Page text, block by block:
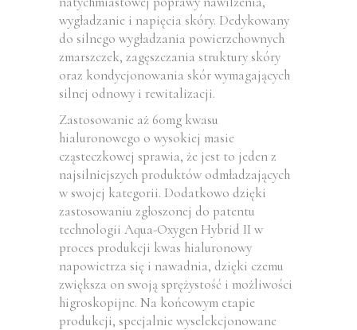
wygładzanie i napięcia skóry. Dedykowany
do silnego wygładzania powierzchownych
zmarszczek, zagęszczania struktury skóry
oraz kondycjonowania skór wymagających
silnej odnowy i rewitalizacji.
Zastosowanie aż 60mg kwasu
hialuronowego o wysokiej masie
cząsteczkowej sprawia, że jest to jeden z
najsilniejszych produktów odmładzających
w swojej kategorii. Dodatkowo dzięki
zastosowaniu zgłoszonej do patentu
technologii Aqua-Oxygen Hybrid II w
proces produkcji kwas hialuronowy
napowietrza się i nawadnia, dzięki czemu
zwiększa on swoją sprężystość i możliwości
higroskopijne. Na końcowym etapie
produkcji, specjalnie wyselekcjonowane